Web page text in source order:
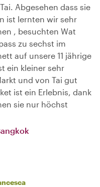
Abgesehen dass sie
ist lernten wir sehr
, besuchten Wat
zu sechst im
auf unsere 11 jährige
ein kleiner sehr
und von Tai gut
ist ein Erlebnis, dank
sie nur höchst